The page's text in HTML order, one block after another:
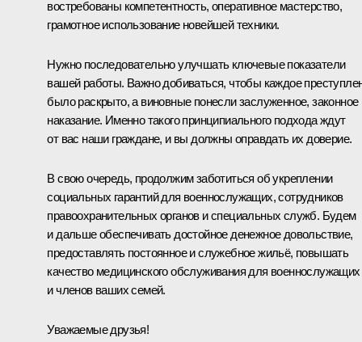
востребованы компетентность, оперативное мастерство,
грамотное использование новейшей техники.
Нужно последовательно улучшать ключевые показатели
вашей работы. Важно добиваться, чтобы каждое
было раскрыто, а виновные понесли заслуженное, законное
наказание. Именно такого принципиального подхода ждут
от вас наши граждане, и вы должны оправдать их доверие.
В свою очередь, продолжим заботиться об укреплении
социальных гарантий для военнослужащих, сотрудников
правоохранительных органов и специальных служб. Будем
и дальше обеспечивать достойное денежное довольствие,
предоставлять постоянное и служебное жильё, повышать
качество медицинского обслуживания для военнослужащих
и членов ваших семей.
Уважаемые друзья!